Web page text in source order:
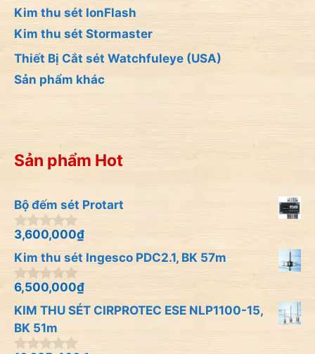
Kim thu sét IonFlash
Kim thu sét Stormaster
Thiết Bị Cắt sét Watchfuleye (USA)
Sản phẩm khác
Sản phẩm Hot
Bộ đếm sét Protart
0
n
g
o
à
5
3,600,000₫
Kim thu sét Ingesco PDC2.1, BK 57m
0
n
g
o
à
i
6,500,000₫
KIM THU SÉT CIRPROTEC ESE NLP1100-15,
BK 51m